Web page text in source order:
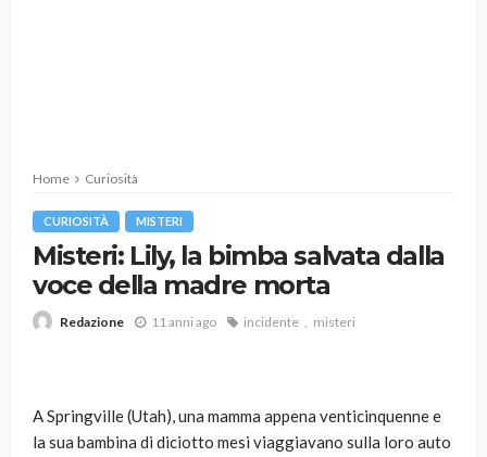
Home Curiosità
CURIOSITÀ MISTERI
Misteri: Lily, la bimba salvata dalla
voce della madre morta
Redazione 11 anni ago incidente misteri
A Springville (Utah), una mamma appena venticinquenne e
la sua bambina di diciotto mesi viaggiavano sulla loro auto